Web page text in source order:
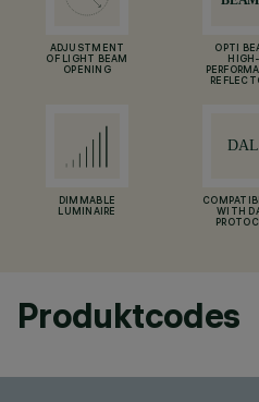
ADJUSTMENT
OF LIGHT BEAM
OPENING
OPTI
HIGH-
DIMMABLE
LUMINAIRE
WITH
Produktcodes